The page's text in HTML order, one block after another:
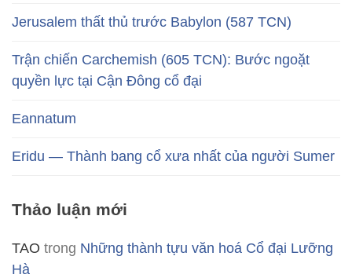
Jerusalem thất thủ trước Babylon (587 TCN)
Trận chiến Carchemish (605 TCN): Bước ngoặt
quyền lực tại Cận Đông cổ đại
Eannatum
Eridu — Thành bang cổ xưa nhất của người Sumer
Thảo luận mới
TAO trong Những thành tựu văn hoá Cổ đại Lưỡng
Hà